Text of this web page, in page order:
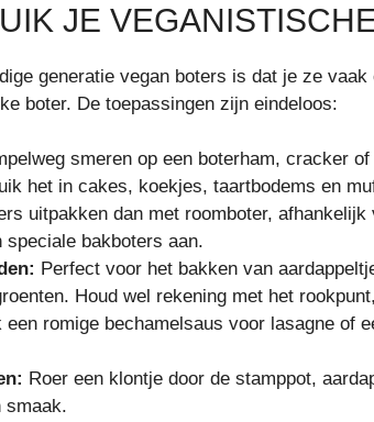
JE
generatie vegan boters is dat je ze
boter. De toepassingen zijn eindeloos:
smeren op een boterham, cracker
het in cakes, koekjes, taartbodems en
uitpakken dan met roomboter,
speciale bakboters aan.
Perfect voor het bakken van
Houd wel rekening met het
een romige bechamelsaus voor lasagne of
Roer een klontje door de stamppot,
smaak.